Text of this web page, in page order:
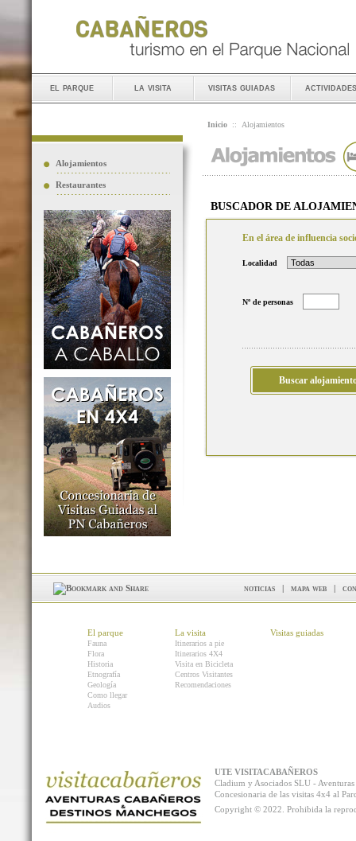
el parque la visita visitas guiadas actividades
Alojamientos
Restaurantes
Inicio :: Alojamientos
BUSCADOR DE
En el área de influencia
Localidad
Nº de personas
noticias | mapa web |
El parque
Fauna
Flora
Historia
Etnografía
Geología
Como llegar
Audios
La visita
Itinerarios a pie
Itinerarios 4X4
Visita en Bicicleta
Centros Visitantes
Recomendaciones
Visitas guiadas
UTE VISITACABAÑEROS
Cladium y Asociados SLU -
Concesionaria de las visitas 4x4 al
Copyright © 2022. Prohibida la